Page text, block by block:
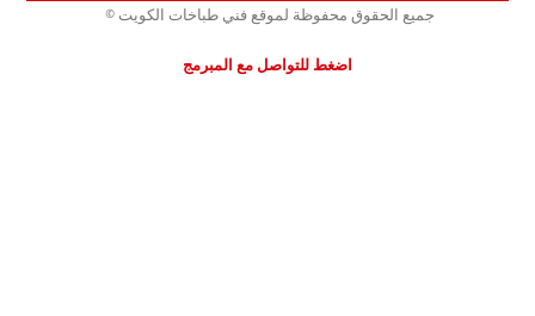
جميع الحقوق محفوظة لموقع فني طباخات الكويت ©
اضغط للتواصل مع المبرمج